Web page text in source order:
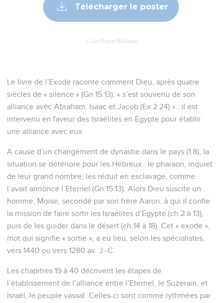
Télécharger le poster
© Le Projet Biblique
Le livre de l’Exode raconte comment Dieu, après quatre
siècles de « silence » (Gn 15.13), « s’est souvenu de son
alliance avec Abraham, Isaac et Jacob (Ex 2.24) » : il est
intervenu en faveur des Israélites en Egypte pour établir
une alliance avec eux.
A cause d’un changement de dynastie dans le pays (1.8), la
situation se détériore pour les Hébreux : le pharaon, inquiet
de leur grand nombre, les réduit en esclavage, comme
l’avait annoncé l’Eternel (Gn 15.13). Alors Dieu suscite un
homme, Moïse, secondé par son frère Aaron, à qui il confie
la mission de faire sortir les Israélites d’Egypte (ch.2 à 13),
puis de les guider dans le désert (ch.14 à 18). Cet « exode »,
mot qui signifie « sortie », a eu lieu, selon les spécialistes,
vers 1440 ou vers 1280 av. J.-C.
Les chapitres 19 à 40 décrivent les étapes de
l’établissement de l’alliance entre l’Eternel, le Suzerain, et
Israël, le peuple vassal. Celles-ci sont comme rythmées par